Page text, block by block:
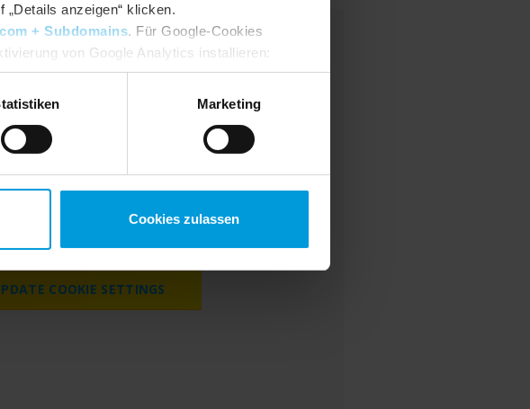
anzeigen“ klicken.
+ Subdomains. Für Google-Cookies
von Google Analytics installieren:
IhreEinwilligung ändern:
Marketing
Cookies zulassen
on our website.
COOKIE SETTINGS